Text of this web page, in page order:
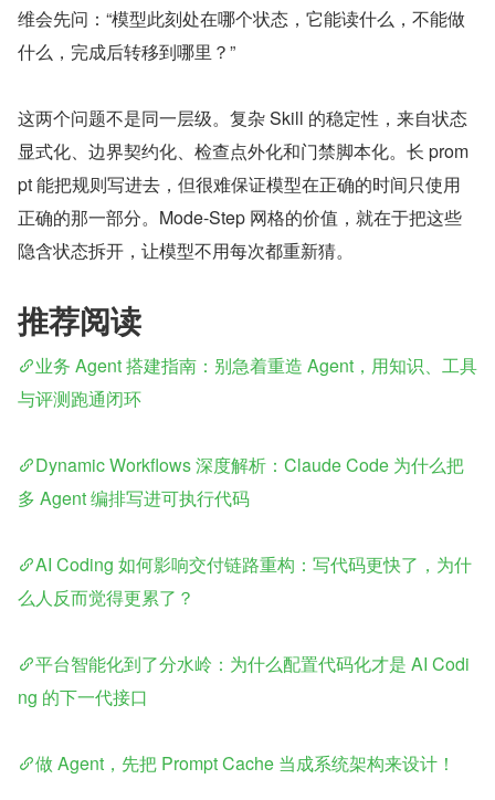
维会先问：“模型此刻处在哪个状态，它能读什么，不能做
什么，完成后转移到哪里？”
这两个问题不是同一层级。复杂 Skill 的稳定性，来自状态
显式化、边界契约化、检查点外化和门禁脚本化。长 prom
pt 能把规则写进去，但很难保证模型在正确的时间只使用
正确的那一部分。Mode-Step 网格的价值，就在于把这些
隐含状态拆开，让模型不用每次都重新猜。
推荐阅读
业务 Agent 搭建指南：别急着重造 Agent，用知识、工具
与评测跑通闭环
Dynamic Workflows 深度解析：Claude Code 为什么把
多 Agent 编排写进可执行代码
AI Coding 如何影响交付链路重构：写代码更快了，为什
么人反而觉得更累了？
平台智能化到了分水岭：为什么配置代码化才是 AI Codi
ng 的下一代接口
做 Agent，先把 Prompt Cache 当成系统架构来设计！